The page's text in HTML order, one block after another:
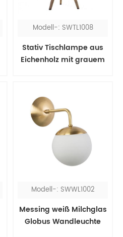
Modell-: SWTL1008
Stativ Tischlampe aus
Eichenholz mit grauem
Modell-: SWWL1002
Messing weiß Milchglas
Globus Wandleuchte